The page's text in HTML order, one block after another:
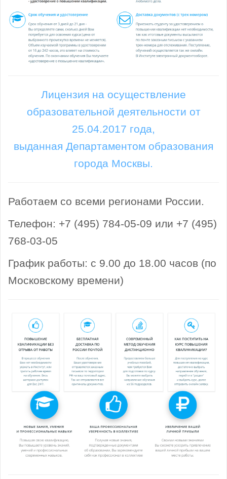
Лицензия на осуществление
образовательной деятельности от
25.04.2017 года,
выданная Департаментом образования
города Москвы.
Работаем со всеми регионами России.
Телефон: +7 (495) 784-05-09 или +7 (495)
768-03-05
График работы: с 9.00 до 18.00 часов (по
Московскому времени)